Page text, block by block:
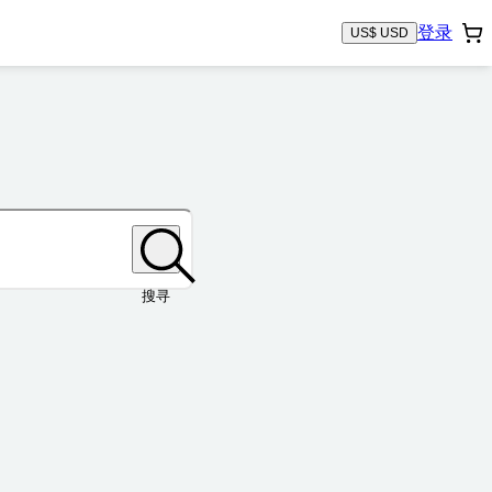
US$ USD 登录
搜寻